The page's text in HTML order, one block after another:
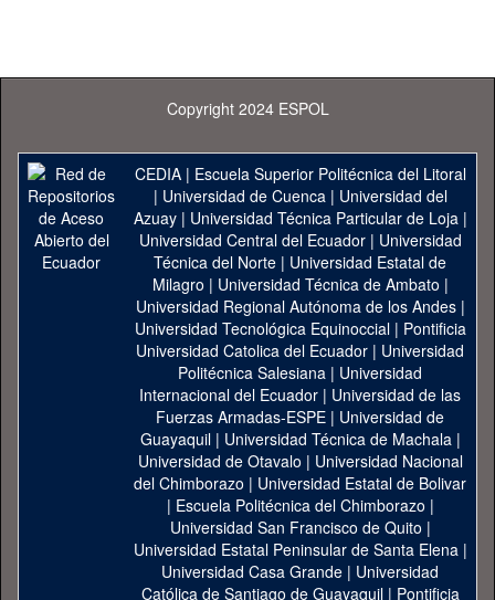
Copyright 2024 ESPOL
CEDIA| Escuela Superior Politécnica del Litoral
| Universidad de Cuenca| Universidad del
Azuay| Universidad Técnica Particular de Loja|
Universidad Central del Ecuador| Universidad
Técnica del Norte | Universidad Estatal de
Milagro | Universidad Técnica de Ambato |
Universidad Regional Autónoma de los Andes|
Universidad Tecnológica Equinoccial| Pontificia
Universidad Catolica del Ecuador | Universidad
Politécnica Salesiana | Universidad
Internacional del Ecuador | Universidad de las
Fuerzas Armadas-ESPE | Universidad de
Guayaquil| Universidad Técnica de Machala|
Universidad de Otavalo | Universidad Nacional
del Chimborazo | Universidad Estatal de Bolivar
| Escuela Politécnica del Chimborazo |
Universidad San Francisco de Quito |
Universidad Estatal Peninsular de Santa Elena|
Universidad Casa Grande | Universidad
Católica de Santiago de Guayaquil| Pontificia